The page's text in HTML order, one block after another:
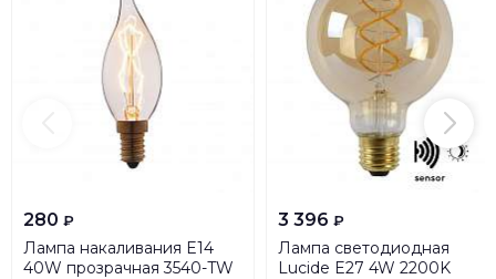
280 ₽
Лампа накаливания E14
40W прозрачная 3540-TW
3 396 ₽
Лампа светодиодная
Lucide E27 4W 2200K